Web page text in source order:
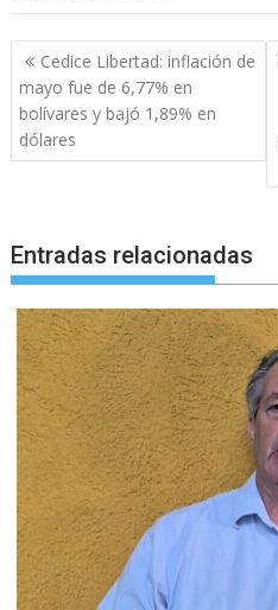
Navegación
de
entradas
Cedice Libertad: inflación de
mayo fue de 6,77% en
bolívares y bajó 1,89% en
dólares
Entradas relacionadas